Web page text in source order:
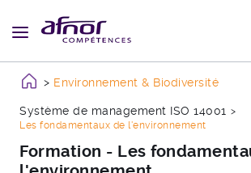
Environnement & Biodiversité
Système de management ISO 14001
Les fondamentaux de l'environnement
Formation - Les